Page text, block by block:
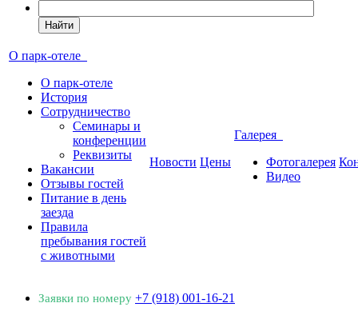
Найти
О парк-отеле
О парк-отеле
История
Сотрудничество
Семинары и
конференции
Реквизиты
Вакансии
Отзывы гостей
Питание в день
заезда
Правила
пребывания гостей
с животными
Новости Цены
Галерея
Фотогалерея
Видео
Заявки по номеру +7 (918) 001-16-21